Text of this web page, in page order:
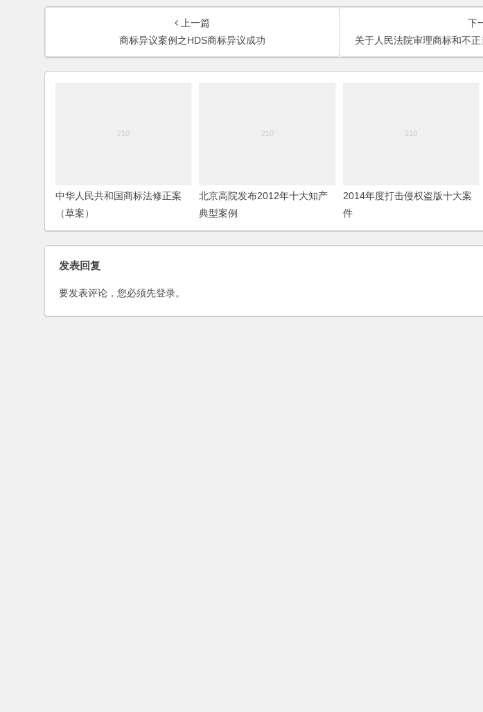
上一篇
商标异议案例之HDS商标异议成功
下
关于人民法院审理商标和不
中华人民共和国商标法修正案
（草案）
北京高院发布2012年十大知产
典型案例
2014年度打击侵权盗版十大案
件
发表回复
要发表评论，您必须先登录。